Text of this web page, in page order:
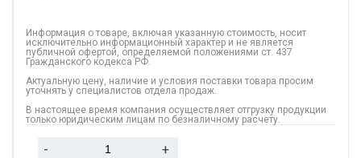
Информация о товаре, включая указанную стоимость, носит
исключительно информационный характер и не является
публичной офертой, определяемой положениями ст. 437
Гражданского кодекса РФ.
Актуальную цену, наличие и условия поставки товара просим
уточнять у специалистов отдела продаж.
В настоящее время компания осуществляет отгрузку продукции
только юридическим лицам по безналичному расчету.
- +